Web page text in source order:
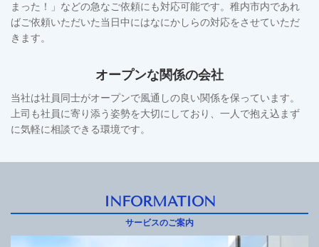
まった！」などの急なご依頼にも対応可能です。稚内市内であれ
ばご依頼いただいた当日中にはなにかしらの対応をさせていただ
きます。
オープンな関係の会社
当社は社員同士がオープンで風通しの良い関係を保っています。
上司も社員に寄り添う姿勢を大切にしており、一人で抱え込まず
に気軽に相談できる環境です。
INFORMATION
サービスのご案内